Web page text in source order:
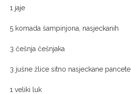
1 jaje
5 komada šampinjona, nasjeckanih
3 češnja češnjaka
3 jušne žlice sitno nasjeckane pancete
1 veliki luk